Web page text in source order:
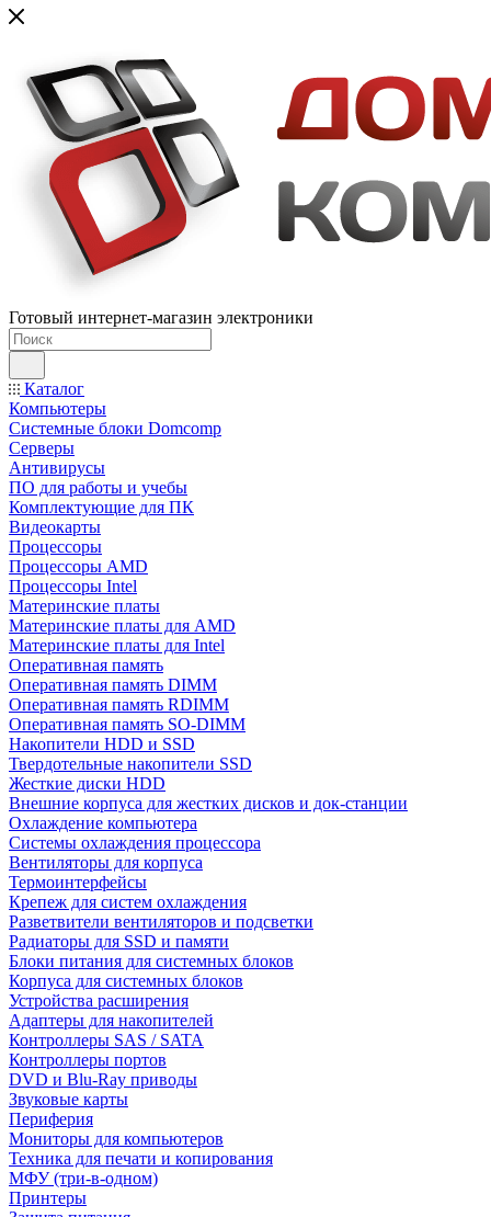
Готовый интернет-магазин электроники
Каталог
Компьютеры
Системные блоки Domcomp
Серверы
Антивирусы
ПО для работы и учебы
Комплектующие для ПК
Видеокарты
Процессоры
Процессоры AMD
Процессоры Intel
Материнские платы
Материнские платы для AMD
Материнские платы для Intel
Оперативная память
Оперативная память DIMM
Оперативная память RDIMM
Оперативная память SO-DIMM
Накопители HDD и SSD
Твердотельные накопители SSD
Жесткие диски HDD
Внешние корпуса для жестких дисков и док-станции
Охлаждение компьютера
Системы охлаждения процессора
Вентиляторы для корпуса
Термоинтерфейсы
Крепеж для систем охлаждения
Разветвители вентиляторов и подсветки
Радиаторы для SSD и памяти
Блоки питания для системных блоков
Корпуса для системных блоков
Устройства расширения
Адаптеры для накопителей
Контроллеры SAS / SATA
Контроллеры портов
DVD и Blu-Ray приводы
Звуковые карты
Периферия
Мониторы для компьютеров
Техника для печати и копирования
МФУ (три-в-одном)
Принтеры